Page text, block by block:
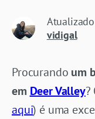
vidigal
Procurando um
em Deer Valley?
aqui) é uma